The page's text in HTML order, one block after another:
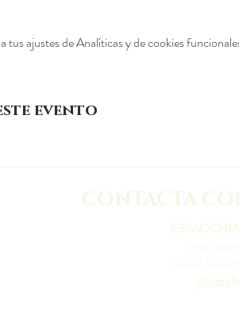
tus ajustes de Analíticas y de cookies
evento
CONTACTA
ESPACIO
Calle
28740
¿Cómo